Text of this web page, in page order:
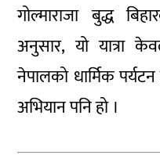
गोल्माराजा बुद्ध
अनुसार, यो यात्रा
नेपालको धार्मिक पर्यटन
अभियान पनि हो ।